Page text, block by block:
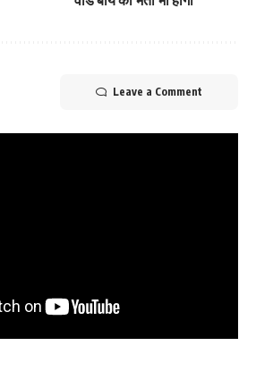
Leave a Comment